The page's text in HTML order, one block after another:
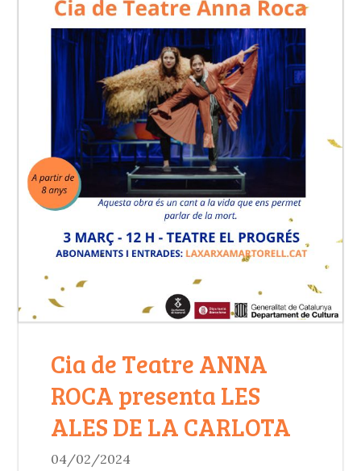
Cia de Teatre ANNA
ROCA presenta LES
ALES DE LA CARLOTA
04/02/2024